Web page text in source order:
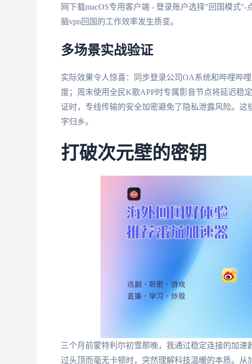
网下载macOS专用客户端 - 登录账户选择"回国模式
脑vpn回国的工作效率发生质变。
多场景实战验证
实际效果令人惊喜：同步登录公司OA系统和哔哩哔
度；周末使用全民K歌APP时专属影音节点将延迟稳
证时，专线传输的安全加密避免了隐私泄露风险。
字归乡。
打破次元壁的密钥
三个月前蒙特利尔初雪那晚，我通过稳定连接的加
过头顶而毫无卡顿时，突然理解科技温暖的本质。